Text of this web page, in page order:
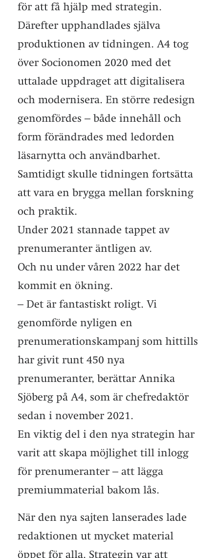
för att få hjälp med strategin.
Därefter upphandlades själva
produktionen av tidningen. A4 tog
över Socionomen 2020 med det
uttalade uppdraget att digitalisera
och modernisera. En större redesign
genomfördes – både innehåll och
form förändrades med ledorden
läsarnytta och användbarhet.
Samtidigt skulle tidningen fortsätta
att vara en brygga mellan forskning
och praktik.
Under 2021 stannade tappet av
prenumeranter äntligen av.
Och nu under våren 2022 har det
kommit en ökning.
– Det är fantastiskt roligt. Vi
genomförde nyligen en
prenumerationskampanj som hittills
har givit runt 450 nya
prenumeranter, berättar Annika
Sjöberg på A4, som är chefredaktör
sedan i november 2021.
En viktig del i den nya strategin har
varit att skapa möjlighet till inlogg
för prenumeranter – att lägga
premiummaterial bakom lås.
När den nya sajten lanserades lade
redaktionen ut mycket material
öppet för alla. Strategin var att